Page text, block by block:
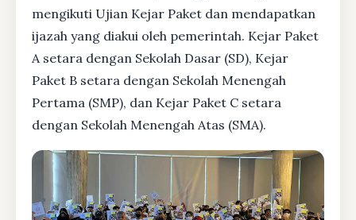
mengikuti Ujian Kejar Paket dan mendapatkan
ijazah yang diakui oleh pemerintah. Kejar Paket
A setara dengan Sekolah Dasar (SD), Kejar
Paket B setara dengan Sekolah Menengah
Pertama (SMP), dan Kejar Paket C setara
dengan Sekolah Menengah Atas (SMA).